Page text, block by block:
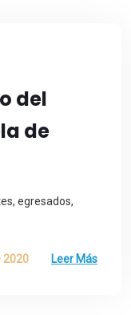
del
de
egresados,
2020 Leer Más